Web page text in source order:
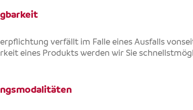
verfällt im Falle eines Ausfalls
eines Produkts werden wir Sie